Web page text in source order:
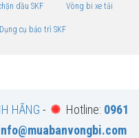
dầu SKF Vòng bi xe tải
Dụng cụ bảo trì SKF
HÃNG - Hotline: 0961